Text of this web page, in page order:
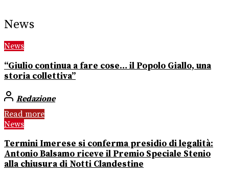
News
News
“Giulio continua a fare cose… il Popolo Giallo, una
storia collettiva”
Redazione
Read more
News
Termini Imerese si conferma presidio di legalità:
Antonio Balsamo riceve il Premio Speciale Stenio
alla chiusura di Notti Clandestine